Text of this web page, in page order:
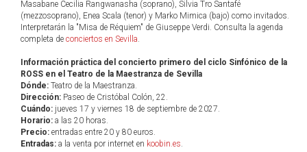
Masabane Cecilia Rangwanasha (soprano), Silvia Tro Santafé
(mezzosoprano), Enea Scala (tenor) y Marko Mimica (bajo) como invitados.
Interpretarán la "Misa de Réquiem" de Giuseppe Verdi. Consulta la agenda
completa de conciertos en Sevilla.
Información práctica del concierto primero del ciclo Sinfónico de la
ROSS en el Teatro de la Maestranza de Sevilla
Dónde: Teatro de la Maestranza.
Dirección: Paseo de Cristóbal Colón, 22.
Cuándo: jueves 17 y viernes 18 de septiembre de 2027.
Horario: a las 20 horas.
Precio: entradas entre 20 y 80 euros.
Entradas: a la venta por internet en koobin.es.